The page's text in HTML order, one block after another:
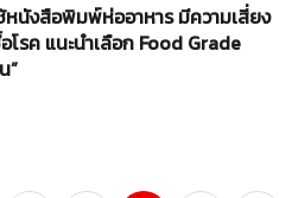
หนังสือพิมพ์ห่ออาหาร มีความเสี่ยง
โรค แนะนำเลือก Food Grade
”